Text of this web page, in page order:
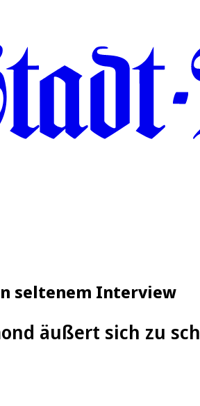
seltenem Interview
äußert sich zu